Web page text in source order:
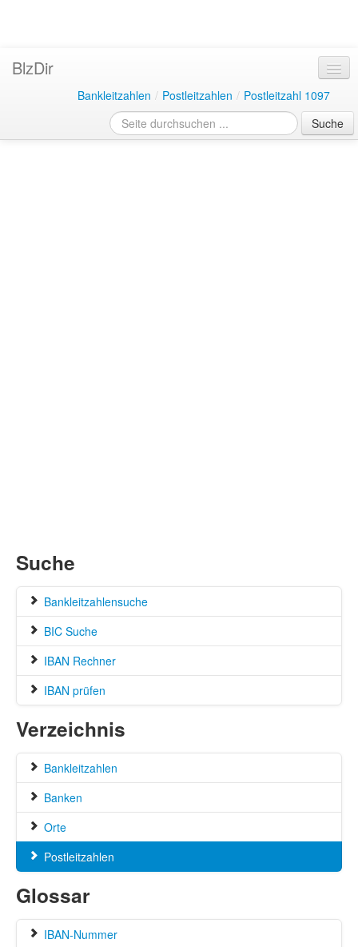
BlzDir
Bankleitzahlen / Postleitzahlen / Postleitzahl 1097
Suche
Suche
Bankleitzahlensuche
BIC Suche
IBAN Rechner
IBAN prüfen
Verzeichnis
Bankleitzahlen
Banken
Orte
Postleitzahlen
Glossar
IBAN-Nummer